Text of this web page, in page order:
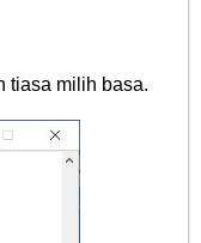
tiasa milih basa.